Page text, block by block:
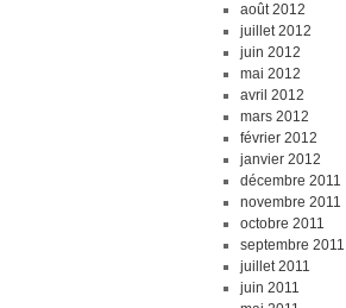
août 2012
juillet 2012
juin 2012
mai 2012
avril 2012
mars 2012
février 2012
janvier 2012
décembre 2011
novembre 2011
octobre 2011
septembre 2011
juillet 2011
juin 2011